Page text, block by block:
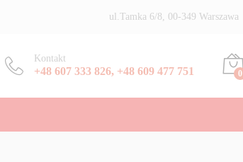
ul.Tamka 6/8, 00-349 Warszawa
Kontakt
+48 607 333 826, +48 609 477 751 0
Dodaj do